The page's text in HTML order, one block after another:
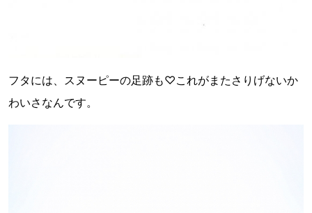
フタには、スヌーピーの足跡も♡これがまたさりげないか
わいさなんです。